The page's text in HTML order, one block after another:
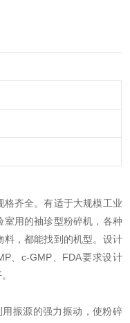
格齐全。有适于大规模工业
用的袖珍型粉碎机，各种
料，都能找到的机型。设计
、c-GMP、FDA要求设计
振源的强力振动，使粉碎